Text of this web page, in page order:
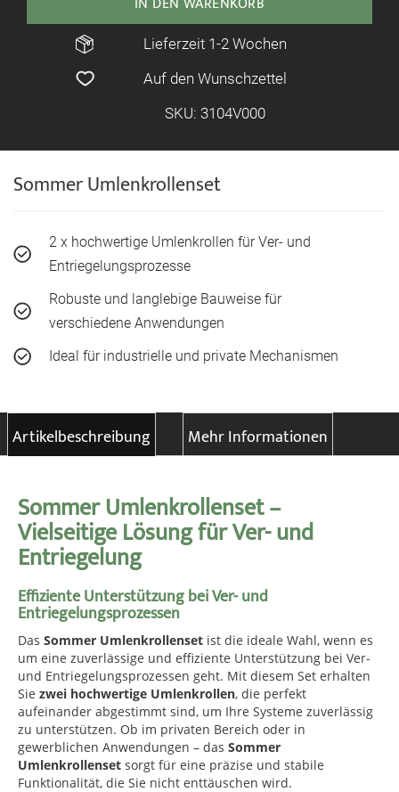
Sommer Umlenkrollenset
Lieferzeit 1-2 Wochen
Auf den Wunschzettel
SKU: 3104V000
2 x hochwertige Umlenkrollen für Ver- und
Entriegelungsprozesse
Robuste und langlebige Bauweise für
verschiedene Anwendungen
Ideal für industrielle und private Mechanismen
Artikelbeschreibung Mehr Informationen
Sommer Umlenkrollenset –
Vielseitige Lösung für Ver- und
Entriegelung
Effiziente Unterstützung bei Ver- und
Entriegelungsprozessen
Das Sommer Umlenkrollenset ist die ideale Wahl, wenn es
um eine zuverlässige und effiziente Unterstützung bei Ver-
und Entriegelungsprozessen geht. Mit diesem Set erhalten
Sie zwei hochwertige Umlenkrollen, die perfekt
aufeinander abgestimmt sind, um Ihre Systeme zuverlässig
zu unterstützen. Ob im privaten Bereich oder in
gewerblichen Anwendungen – das Sommer
Umlenkrollenset sorgt für eine präzise und stabile
Funktionalität, die Sie nicht enttäuschen wird.